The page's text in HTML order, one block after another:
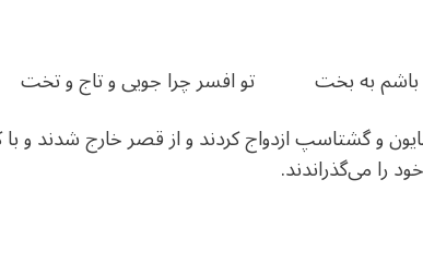
باشم به بخت تو افسر چرا جویی و تاج و تخت
و گشتاسپ ازدواج کردند و از قصر خارج شدند و با
را می‌گذراندند.